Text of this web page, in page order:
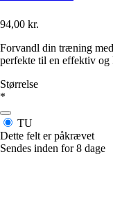
94,00 kr.
Forvandl din træning
perfekte til en effektiv og
Størrelse
*
TU
Dette felt er påkrævet
Sendes inden for 8 dage